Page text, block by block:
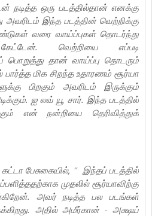
நடித்த ஒரு படத்தில்தான் எனக்கு
அவரிடம் இந்த படத்தின் வெற்றிக்கு
வரை வாய்ப்புகள் தொடர்ந்து
வெற்றியை எப்படி
தான் வாய்ப்பு தொடரும்
மிக சிறந்த உதாரணம் சூர்யா
பிறகும் அவரிடம் இருக்கும்
ஐ லவ் யூ சார். இந்த படத்தில்
என் நன்றியை தெரிவித்துக்
பேசுகையில், '' இந்தப் படத்தில்
முதலில் சூர்யாவிற்கு
அவர் நடித்த பல படங்கள்
அதில் அமீர்கான் - அக்ஷய்